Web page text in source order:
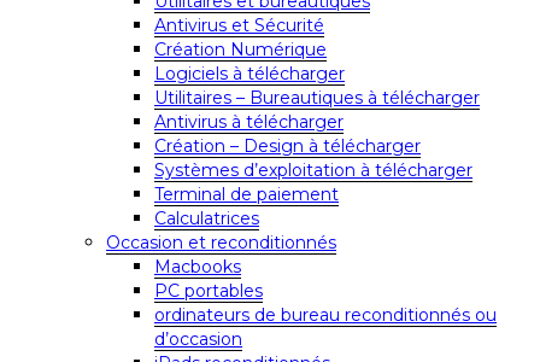
Antivirus et Sécurité
Création Numérique
Logiciels à télécharger
Utilitaires – Bureautiques à télécharger
Antivirus à télécharger
Création – Design à télécharger
Systèmes d’exploitation à télécharger
Terminal de paiement
Calculatrices
Occasion et reconditionnés
Macbooks
PC portables
ordinateurs de bureau reconditionnés ou
d’occasion